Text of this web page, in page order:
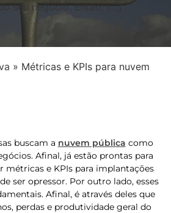
seu negócio. Então, […]
» Métricas e KPIs para nuvem
buscam a nuvem pública como
Afinal, já estão prontas para
métricas e KPIs para implantações
ser opressor. Por outro lado, esses
Afinal, é através deles que
perdas e produtividade geral do